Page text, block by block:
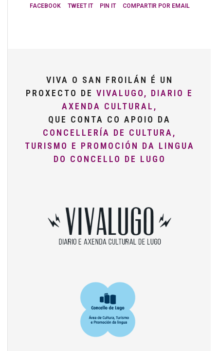
FACEBOOK TWEET IT PIN IT COMPARTIR POR EMAIL
VIVA O SAN FROILÁN É UN
PROXECTO DE VIVALUGO, DIARIO E
AXENDA CULTURAL,
QUE CONTA CO APOIO DA
CONCELLERÍA DE CULTURA,
TURISMO E PROMOCIÓN DA LINGUA
DO CONCELLO DE LUGO